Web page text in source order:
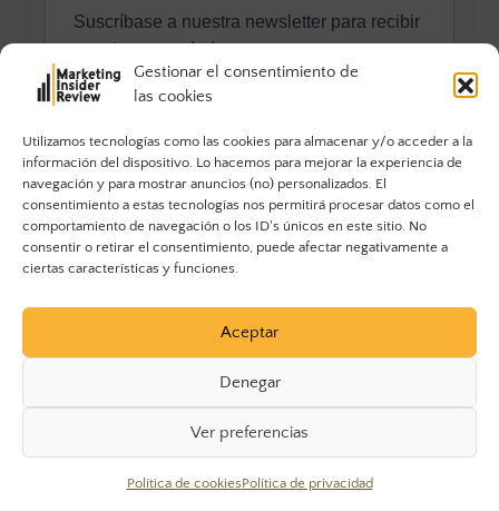
Gestionar el consentimiento de
las cookies
Utilizamos tecnologías como las cookies para almacenar y/o acceder a la
información del dispositivo. Lo hacemos para mejorar la experiencia de
navegación y para mostrar anuncios (no) personalizados. El
consentimiento a estas tecnologías nos permitirá procesar datos como el
comportamiento de navegación o los ID's únicos en este sitio. No
consentir o retirar el consentimiento, puede afectar negativamente a
ciertas características y funciones.
Aceptar
Denegar
Ver preferencias
Política de cookiesPolítica de privacidad
© 2023 Marketing Insider Review. Todos los derechos
reservados.